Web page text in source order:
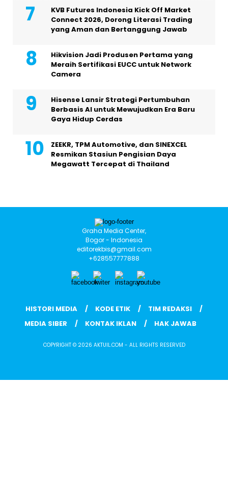
KVB Futures Indonesia Kick Off Market
Connect 2026, Dorong Literasi Trading
yang Aman dan Bertanggung Jawab
Hikvision Jadi Produsen Pertama yang
Meraih Sertifikasi EUCC untuk Network
Camera
Hisense Lansir Strategi Pertumbuhan
Berbasis AI untuk Mewujudkan Era Baru
Gaya Hidup Cerdas
ZEEKR, TPM Automotive, dan SINEXCEL
Resmikan Stasiun Pengisian Daya
Megawatt Tercepat di Thailand
Graha Media Center,
Bogor - Indonesia
editorekbis@gmail.com
+628557777888
HISTORI MEDIA KODE ETIK
TIM REDAKSI
MEDIA SIBER
KONTAK IKLAN HAK JAWAB
COPYRIGHT © 2026 AKTUIL.COM - ALL RIGHTS RESERVED